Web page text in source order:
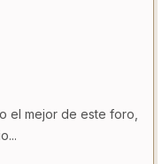
el mejor de este foro,